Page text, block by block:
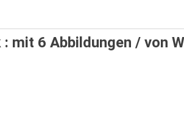
mit 6 Abbildungen / von